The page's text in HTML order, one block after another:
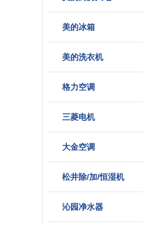
美的冰箱
美的洗衣机
格力空调
三菱电机
大金空调
松井除/加/恒湿机
沁园净水器